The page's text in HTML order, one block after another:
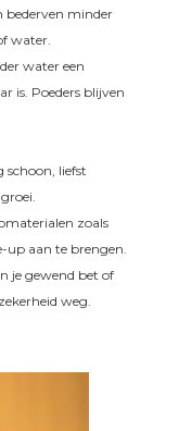
bederven minder
water.
water een
is. Poeders blijven
liefst
zoals
up aan te brengen.
je gewend bet of
weg.